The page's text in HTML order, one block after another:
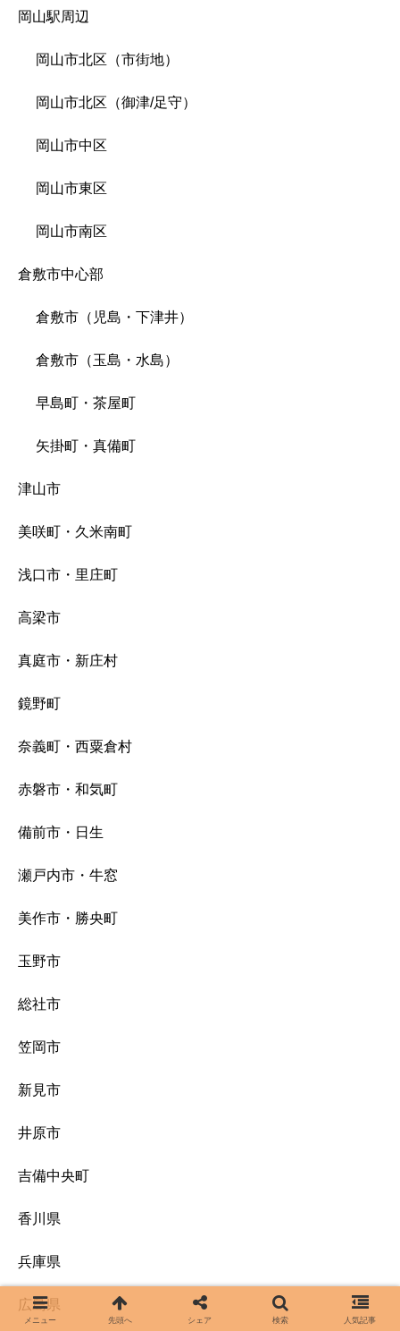
岡山駅周辺
岡山市北区（市街地）
岡山市北区（御津/足守）
岡山市中区
岡山市東区
岡山市南区
倉敷市中心部
倉敷市（児島・下津井）
倉敷市（玉島・水島）
早島町・茶屋町
矢掛町・真備町
津山市
美咲町・久米南町
浅口市・里庄町
高梁市
真庭市・新庄村
鏡野町
奈義町・西粟倉村
赤磐市・和気町
備前市・日生
瀬戸内市・牛窓
美作市・勝央町
玉野市
総社市
笠岡市
新見市
井原市
吉備中央町
香川県
兵庫県
広島県
メニュー 先頭へ シェア 検索 人気記事